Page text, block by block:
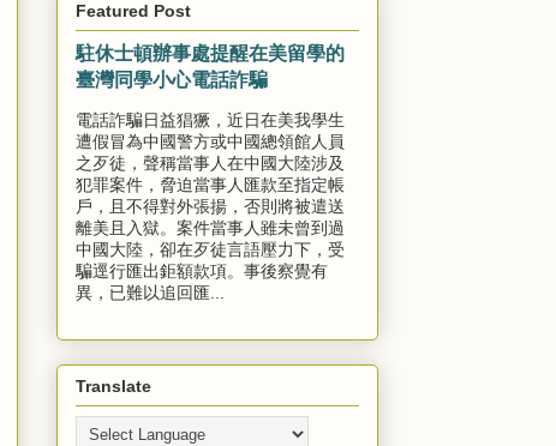
Featured Post
駐休士頓辦事處提醒在美留學的
臺灣同學小心電話詐騙
電話詐騙日益猖獗，近日在美我學生
遭假冒為中國警方或中國總領館人員
之歹徒，聲稱當事人在中國大陸涉及
犯罪案件，脅迫當事人匯款至指定帳
戶，且不得對外張揚，否則將被遣送
離美且入獄。案件當事人雖未曾到過
中國大陸，卻在歹徒言語壓力下，受
騙逕行匯出鉅額款項。事後察覺有
異，已難以追回匯...
Translate